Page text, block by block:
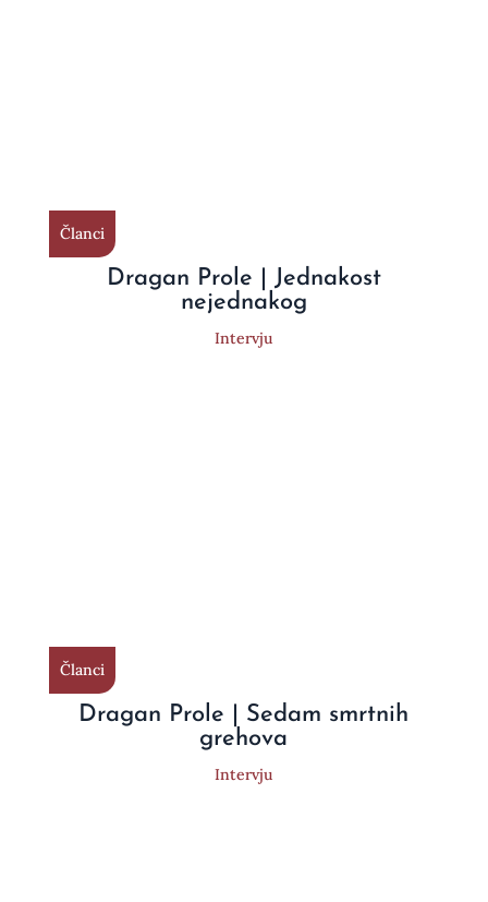
Članci
Dragan Prole | Jednakost
nejednakog
Intervju
Članci
Dragan Prole | Sedam smrtnih
grehova
Intervju